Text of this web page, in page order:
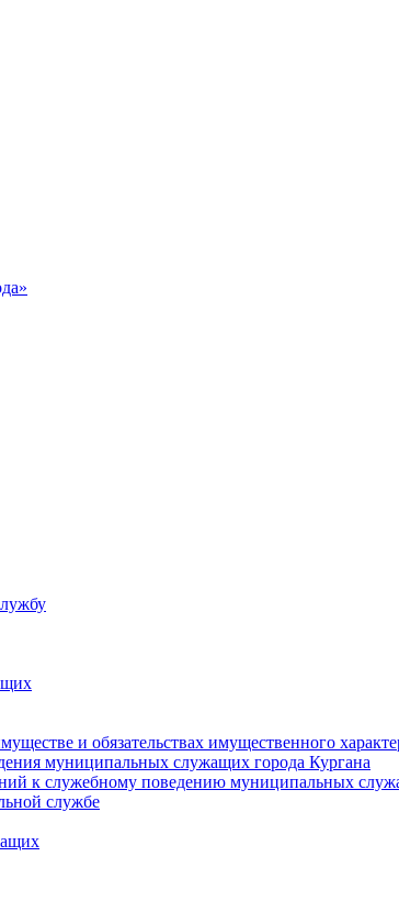
и обязательствах имущественного
муниципальных служащих города Кургана
к служебному поведению муниципальных
службе